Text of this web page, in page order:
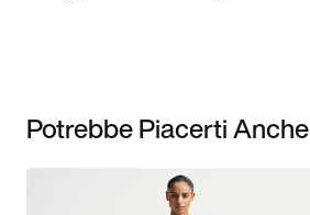
Potrebbe Piacerti Anche